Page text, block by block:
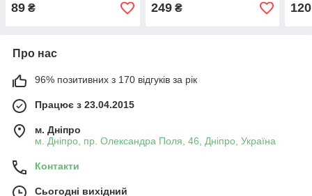
89 ₴ 249₴ 120
Про нас
96% позитивних з 170 відгуків за рік
Працює з 23.04.2015
м. Дніпро
м. Дніпро, пр. Олександра Поля, 46, Дніпро, Україна
Контакти
Сьогодні вихідний